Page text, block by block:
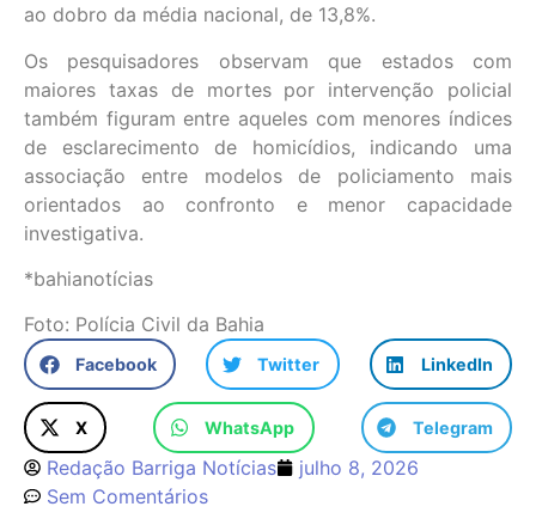
ao dobro da média nacional, de 13,8%.
Os pesquisadores observam que estados com
maiores taxas de mortes por intervenção policial
também figuram entre aqueles com menores índices
de esclarecimento de homicídios, indicando uma
associação entre modelos de policiamento mais
orientados ao confronto e menor capacidade
investigativa.
*bahianotícias
Foto: Polícia Civil da Bahia
Facebook Twitter LinkedIn
X WhatsApp Telegram
Redação Barriga Notícias
julho 8, 2026
Sem Comentários